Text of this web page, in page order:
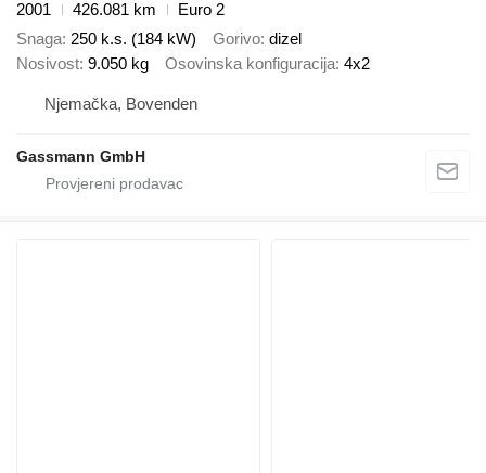
2001 426.081 km
Euro 2
Snaga 250 k.s. (184 kW) Gorivo dizel
Nosivost 9.050 kg Osovinska konfiguracija 4x2
Njemačka, Bovenden
Gassmann GmbH